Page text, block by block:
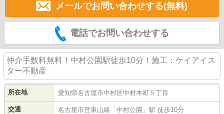
メールでお問い合わせする(無料)
電話でお問い合わせする
仲介手数料無料！中村公園駅徒歩10分！施工：ケイアイス
ター不動産
所在地 愛知県名古屋市中村区中村本町 ５丁目
交通 名古屋市営東山線 「 中村公園 」駅 徒歩10分